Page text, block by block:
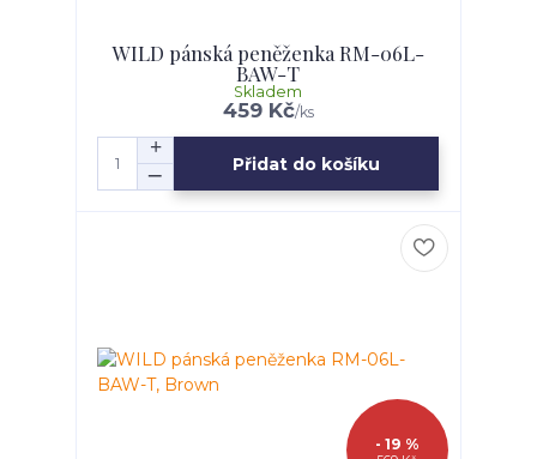
WILD pánská peněženka RM-06L-
BAW-T
459 Kč/ks
Skladem
Přidat do košíku
- 19 %